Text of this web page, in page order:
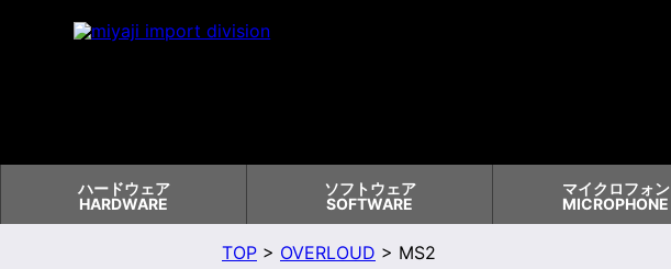
ハードウェア
HARDWARE
ソフトウェア
SOFTWARE
マイクロフォン
MICROPHONE
TOP> OVERLOUD > MS2